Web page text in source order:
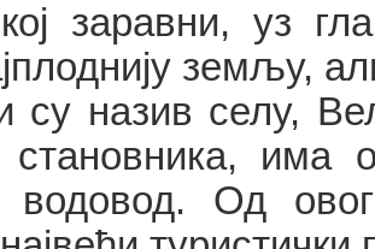
заравни, уз
земљу,
су назив селу,
становника, има
водовод. Од